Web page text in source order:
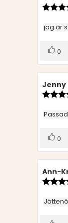
jag är
Rösta
0
Jenny
Rösta
0
Ann-